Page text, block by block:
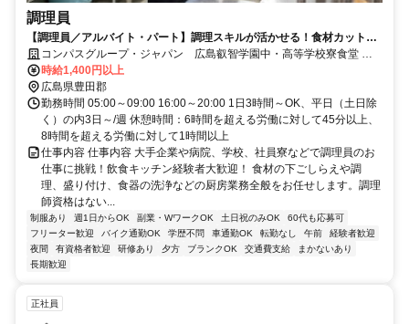
調理員
【調理員／アルバイト・パート】調理スキルが活かせる！食材カット～
調理業務をお任せ！
コンパスグループ・ジャパン 広島叡智学園中・高等学校寮食堂
21416_p
時給1,400円以上
広島県豊田郡
勤務時間 05:00～09:00 16:00～20:00 1日3時間～OK、平日（土日除
く）の内3日～/週 休憩時間：6時間を超える労働に対して45分以上、
8時間を超える労働に対して1時間以上
仕事内容 仕事内容 大手企業や病院、学校、社員寮などで調理員のお
仕事に挑戦！飲食キッチン経験者大歓迎！ 食材の下ごしらえや調
理、盛り付け、食器の洗浄などの厨房業務全般をお任せします。調理
師資格はない...
制服あり 週1日からOK 副業・WワークOK 土日祝のみOK
60代も応募可
フリーター歓迎
バイク通勤OK 学歴不問 車通勤OK 転勤なし 午前
経験者歓迎
夜間
有資格者歓迎 研修あり 夕方 ブランクOK 交通費支給
まかないあり
長期歓迎
正社員